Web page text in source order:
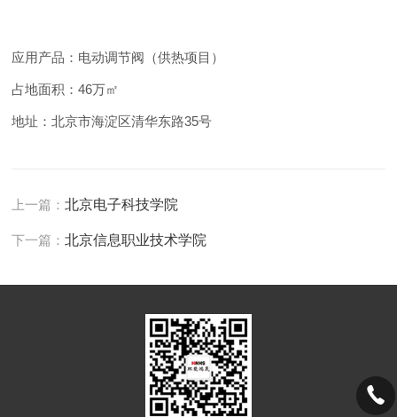
应用产品：电动调节阀（供热项目）
占地面积：46万㎡
地址：北京市海淀区清华东路35号
上一篇：北京电子科技学院
下一篇：北京信息职业技术学院